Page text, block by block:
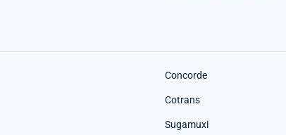
Concorde
Cotrans
Sugamuxi